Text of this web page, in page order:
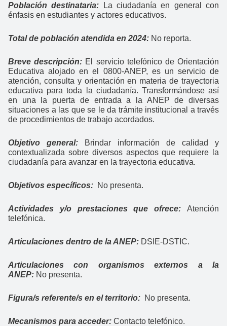
Población destinataria:
La ciudadanía en general con
énfasis en estudiantes y actores educativos.
Total de población atendida en 2024: No reporta.
Breve descripción: El servicio telefónico de Orientación
Educativa alojado en el 0800-ANEP, es un servicio de
atención, consulta y orientación en materia de trayectoria
educativa para toda la ciudadanía. Transformándose así
en una la puerta de entrada a la ANEP de diversas
situaciones a las que se le da trámite institucional a través
de procedimientos de trabajo acordados.
Objetivo general:
Brindar información de calidad y
contextualizada sobre diversos aspectos que requiere la
ciudadanía para avanzar en la trayectoria educativa.
Objetivos específicos: No presenta.
Actividades y/o prestaciones que ofrece: Atención
telefónica.
Articulaciones dentro de la ANEP: DSIE-DSTIC.
Articulaciones con organismos externos a la
ANEP: No presenta.
Figura/s referente/s en el territorio: No presenta.
Mecanismos para acceder: Contacto telefónico.